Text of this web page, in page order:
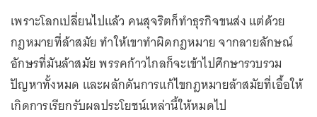
เพราะโลกเปลี่ยนไปแล้ว คนสุจริตก็ทำธุรกิจขนส่ง แต่ด้วย
กฎหมายที่ล้าสมัย ทำให้เขาทำผิดกฎหมาย จากลายลักษณ์
อักษรที่มันล้าสมัย พรรคก้าวไกลก็จะเข้าไปศึกษารวบรวม
ปัญหาทั้งหมด และผลักดันการแก้ไขกฎหมายล้าสมัยที่เอื้อให้
เกิดการเรียกรับผลประโยชน์เหล่านี้ให้หมดไป